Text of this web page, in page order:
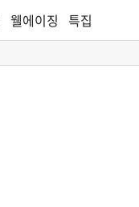
웰에이징 특집